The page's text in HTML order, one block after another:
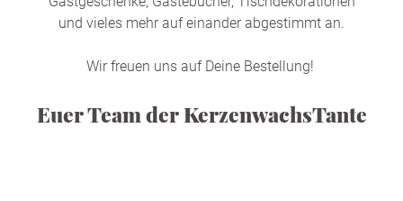
und vieles mehr auf einander abgestimmt an.
Wir freuen uns auf Deine Bestellung!
Euer Team der KerzenwachsTante